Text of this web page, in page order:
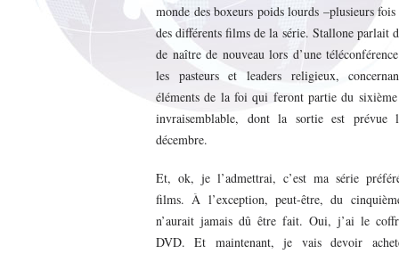
monde des boxeurs poids lourds –plusieurs
des différents films de la série. Stallone parlait
de naître de nouveau lors d’une
les pasteurs et leaders religieux,
éléments de la foi qui feront partie du
invraisemblable, dont la sortie est prévue
décembre.
Et, ok, je l’admettrai, c’est ma série
films. À l’exception, peut-être, du
n’aurait jamais dû être fait. Oui, j’ai le
DVD. Et maintenant, je vais devoir